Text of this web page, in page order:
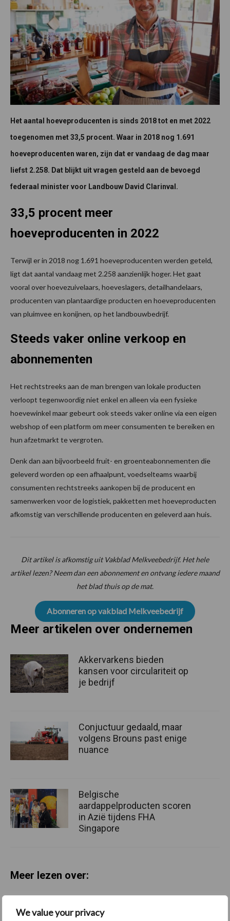
We value your privacy
Het aantal hoeveproducenten is sinds 2018 tot en met 2022
toegenomen met 33,5 procent. Waar in 2018 nog 1.691
hoeveproducenten waren, zijn dat er vandaag de dag maar
liefst 2.258. Dat blijkt uit vragen gesteld aan de bevoegd
federaal minister voor Landbouw David Clarinval.
33,5 procent meer
hoeveproducenten in 2022
Terwijl er in 2018 nog 1.691 hoeveproducenten werden geteld,
ligt dat aantal vandaag met 2.258 aanzienlijk hoger. Het gaat
vooral over hoevezuivelaars, hoeveslagers, detailhandelaars,
producenten van plantaardige producten en hoeveproducenten
van pluimvee en konijnen, op het landbouwbedrijf.
Steeds vaker online verkoop en
abonnementen
Het rechtstreeks aan de man brengen van lokale producten
verloopt tegenwoordig niet enkel en alleen via een fysieke
hoevewinkel maar gebeurt ook steeds vaker online via een eigen
webshop of een platform om meer consumenten te bereiken en
hun afzetmarkt te vergroten.
Denk dan aan bijvoorbeeld fruit- en groenteabonnementen die
geleverd worden op een afhaalpunt, voedselteams waarbij
consumenten rechtstreeks aankopen bij de producent en
samenwerken voor de logistiek, pakketten met hoeveproducten
afkomstig van verschillende producenten en geleverd aan huis.
Dit artikel is afkomstig uit Vakblad Melkveebedrijf. Het hele
artikel lezen? Neem dan een abonnement en ontvang iedere maand
het blad thuis op de mat.
Abonneren op vakblad Melkveebedrijf
Meer artikelen over ondernemen
Akkervarkens bieden
kansen voor circulariteit op
je bedrijf
Conjuctuur gedaald, maar
volgens Brouns past enige
nuance
Belgische
aardappelproducten scoren
in Azië tijdens FHA
Singapore
Meer lezen over: